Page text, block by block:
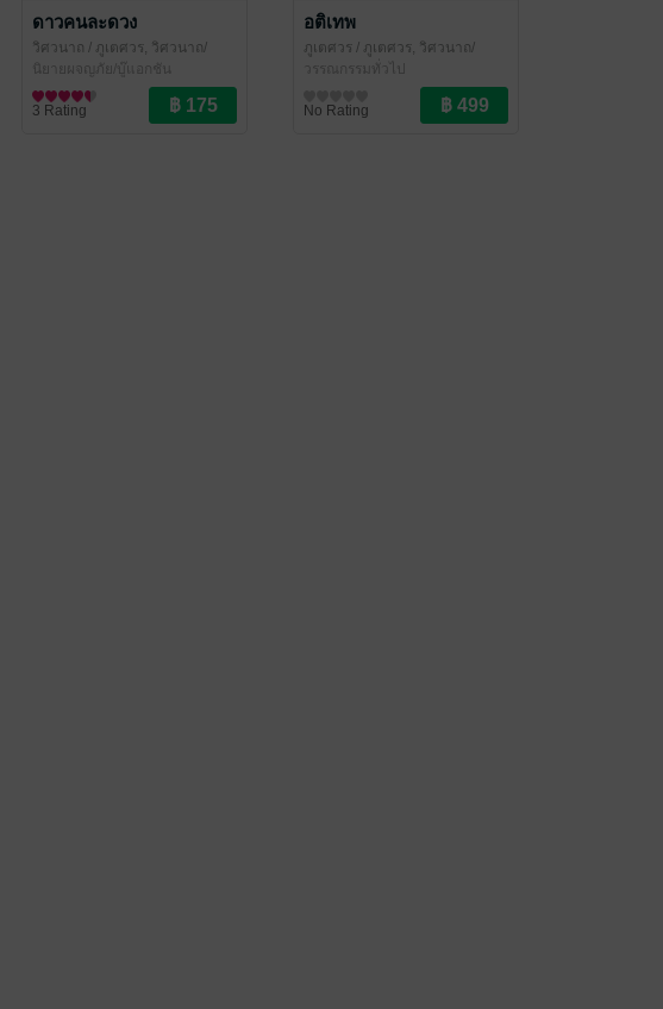
ดาวคนละดวง
วิศวนาถ / ภูเตศวร, วิศวนาถ/
สำนักพิมพ์หริหรา
นิยายผจญภัย/บู๊แอกชัน
3 Rating
อติเทพ
ภูเตศวร / ภูเตศวร, วิศวนาถ/
สำนักพิมพ์หริหรา
วรรณกรรมทั่วไป
No Rating